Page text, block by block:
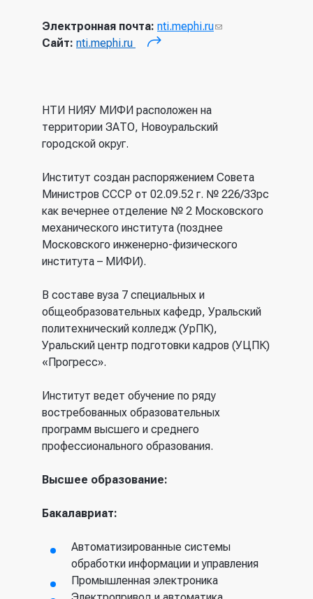
Электронная почта: nti.mephi.ru(ссылка
Сайт: nti.mephi.ru (внешняя ссылка)
НТИ НИЯУ МИФИ расположен на
территории ЗАТО, Новоуральский
городской округ.
Институт создан распоряжением Совета
Министров СССР от 02.09.52 г. № 226/33рс
как вечернее отделение № 2 Московского
механического института (позднее
Московского инженерно-физического
института – МИФИ).
В составе вуза 7 специальных и
общеобразовательных кафедр, Уральский
политехнический колледж (УрПК),
Уральский центр подготовки кадров (УЦПК)
«Прогресс».
Институт ведет обучение по ряду
востребованных образовательных
программ высшего и среднего
профессионального образования.
Высшее образование:
Бакалавриат:
Автоматизированные системы
обработки информации и управления
Промышленная электроника